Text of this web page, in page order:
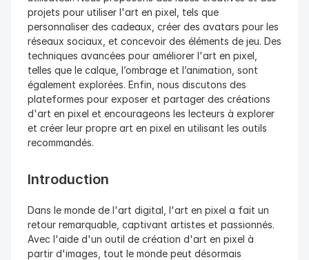
projets pour utiliser l'art en pixel, tels que
personnaliser des cadeaux, créer des avatars pour les
réseaux sociaux, et concevoir des éléments de jeu. Des
techniques avancées pour améliorer l'art en pixel,
telles que le calque, l’ombrage et l’animation, sont
également explorées. Enfin, nous discutons des
plateformes pour exposer et partager des créations
d'art en pixel et encourageons les lecteurs à explorer
et créer leur propre art en pixel en utilisant les outils
recommandés.
Introduction
Dans le monde de l'art digital, l'art en pixel a fait un
retour remarquable, captivant artistes et passionnés.
Avec l'aide d'un outil de création d'art en pixel à
partir d'images, tout le monde peut désormais